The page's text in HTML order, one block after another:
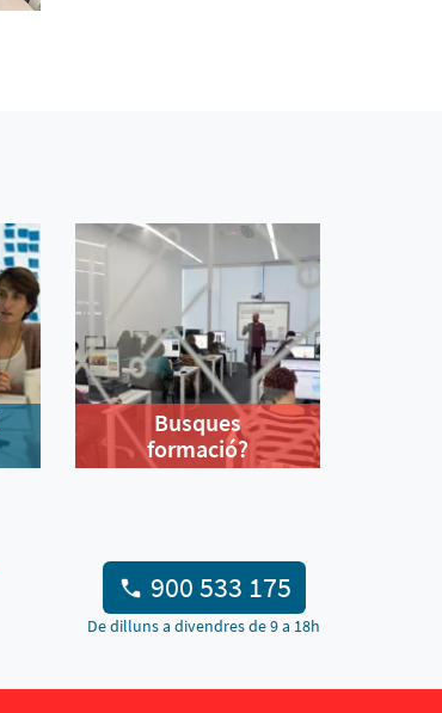
Busques
formació?
900 533 175
De dilluns a divendres de 9 a 18h